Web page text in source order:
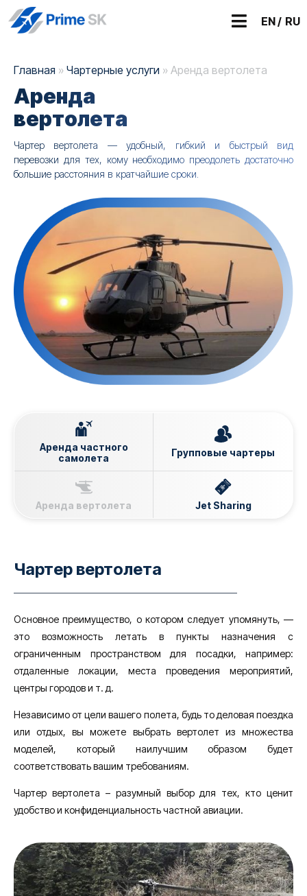
EN / RU
Главная » Чартерные услуги » Аренда вертолета
Аренда
вертолета
Чартер вертолета — удобный, гибкий и быстрый вид
перевозки для тех, кому необходимо преодолеть достаточно
большие расстояния в кратчайшие сроки.
Аренда частного
самолета
Групповые чартеры
Аренда вертолета Jet Sharing
Чартер вертолета
Основное преимущество, о котором следует упомянуть, —
это возможность летать в пункты назначения с
ограниченным пространством для посадки, например:
отдаленные локации, места проведения мероприятий,
центры городов и т. д.
Независимо от цели вашего полета, будь то деловая поездка
или отдых, вы можете выбрать вертолет из множества
моделей, который наилучшим образом будет
соответствовать вашим требованиям.
Чартер вертолета – разумный выбор для тех, кто ценит
удобство и конфиденциальность частной авиации.